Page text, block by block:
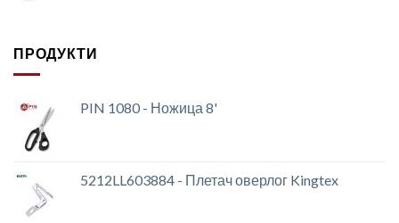
ПРОДУКТИ
PIN 1080 - Ножица 8'
5212LL603884 - Плетач оверлог Kingtex